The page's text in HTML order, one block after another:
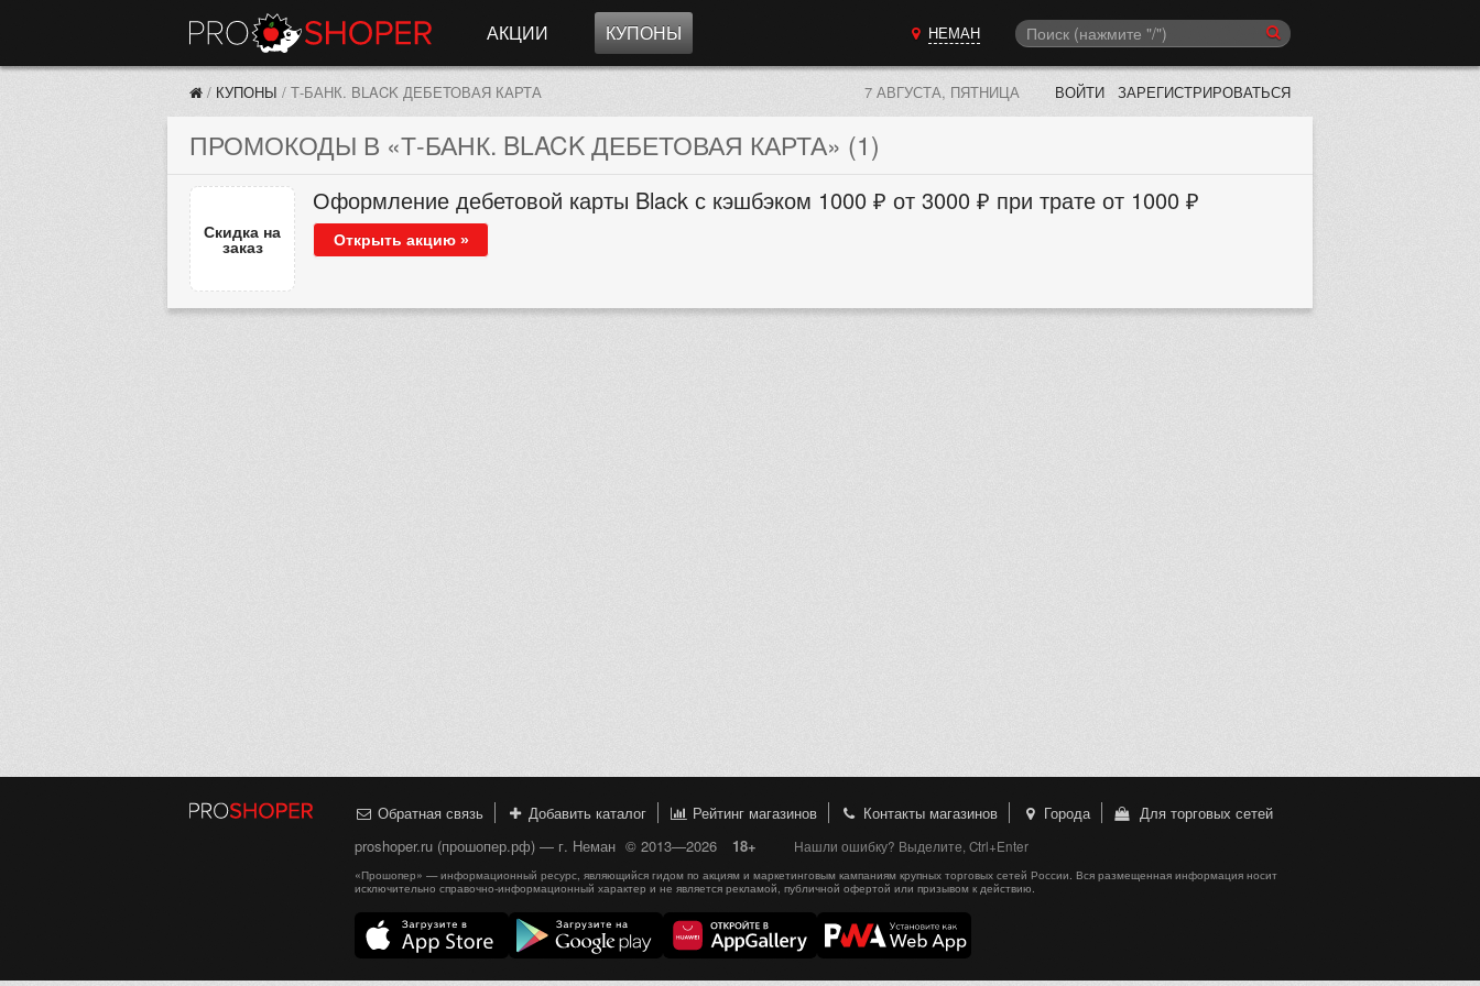
АКЦИИ КУПОНЫ НЕМАН
/ КУПОНЫ / Т-БАНК. BLACK ДЕБЕТОВАЯ КАРТА 7 АВГУСТА, ПЯТНИЦА ВОЙТИ ЗАРЕГИСТРИРОВАТЬСЯ
ПРОМОКОДЫ В «Т-БАНК. BLACK ДЕБЕТОВАЯ КАРТА» (1)
Скидка на
заказ
Оформление дебетовой карты Black с кэшбэком 1000 ₽ от 3000 ₽ при трате от 1000 ₽
Открыть акцию »
Обратная связь Добавить каталог Рейтинг магазинов Контакты магазинов Города
Для торговых сетей
proshoper.ru (прошопер.рф) — г. Неман © 2013—2026 18+ Нашли ошибку? Выделите, Ctrl+Enter
«Прошопер» — информационный ресурс, являющийся гидом по акциям и маркетинговым кампаниям крупных торговых сетей России. Вся размещенная информация носит
исключительно справочно-информационный характер и не является рекламой, публичной офертой или призывом к действию.